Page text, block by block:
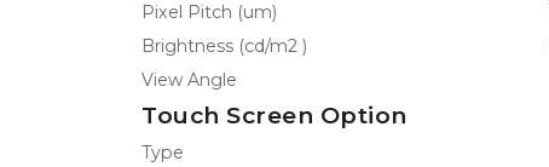
Pixel Pitch (um)
Brightness (cd/m2 )
View Angle
Touch Screen Option
Type